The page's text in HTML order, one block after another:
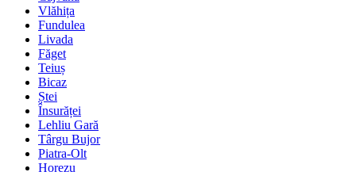
Vlăhița
Fundulea
Livada
Făget
Teiuș
Bicaz
Ștei
Însurăței
Lehliu Gară
Târgu Bujor
Piatra-Olt
Horezu